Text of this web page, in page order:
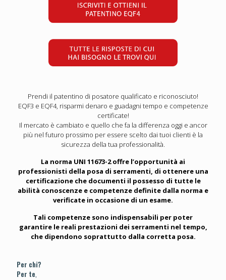
Prendi il patentino di posatore qualificato e riconosciuto!
EQF3 e EQF4, risparmi denaro e guadagni tempo e competenze
certificate!
Il mercato è cambiato e quello che fa la differenza oggi e ancor
più nel futuro prossimo per essere scelto dai tuoi clienti è la
sicurezza della tua professionalità.
La norma UNI 11673-2 offre l’opportunità ai
professionisti della posa di serramenti, di ottenere una
certificazione che documenti il possesso di tutte le
abilità conoscenze e competenze definite dalla norma e
verificate in occasione di un esame.
Tali competenze sono indispensabili per poter
garantire le reali prestazioni dei serramenti nel tempo,
che dipendono soprattutto dalla corretta posa.
Per chi?
Per te,